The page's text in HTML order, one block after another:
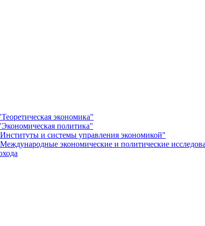
экономика"
политика"
и системы управления экономикой"
экономические и политические